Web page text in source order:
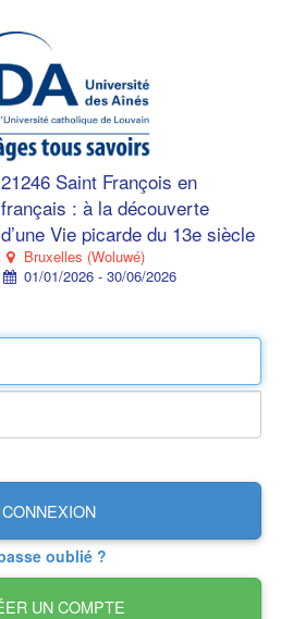
21246 Saint François en
français : à la découverte
d’une Vie picarde du 13e siècle
Bruxelles (Woluwé)
01/01/2026 - 30/06/2026
CONNEXION
oublié ?
UN COMPTE